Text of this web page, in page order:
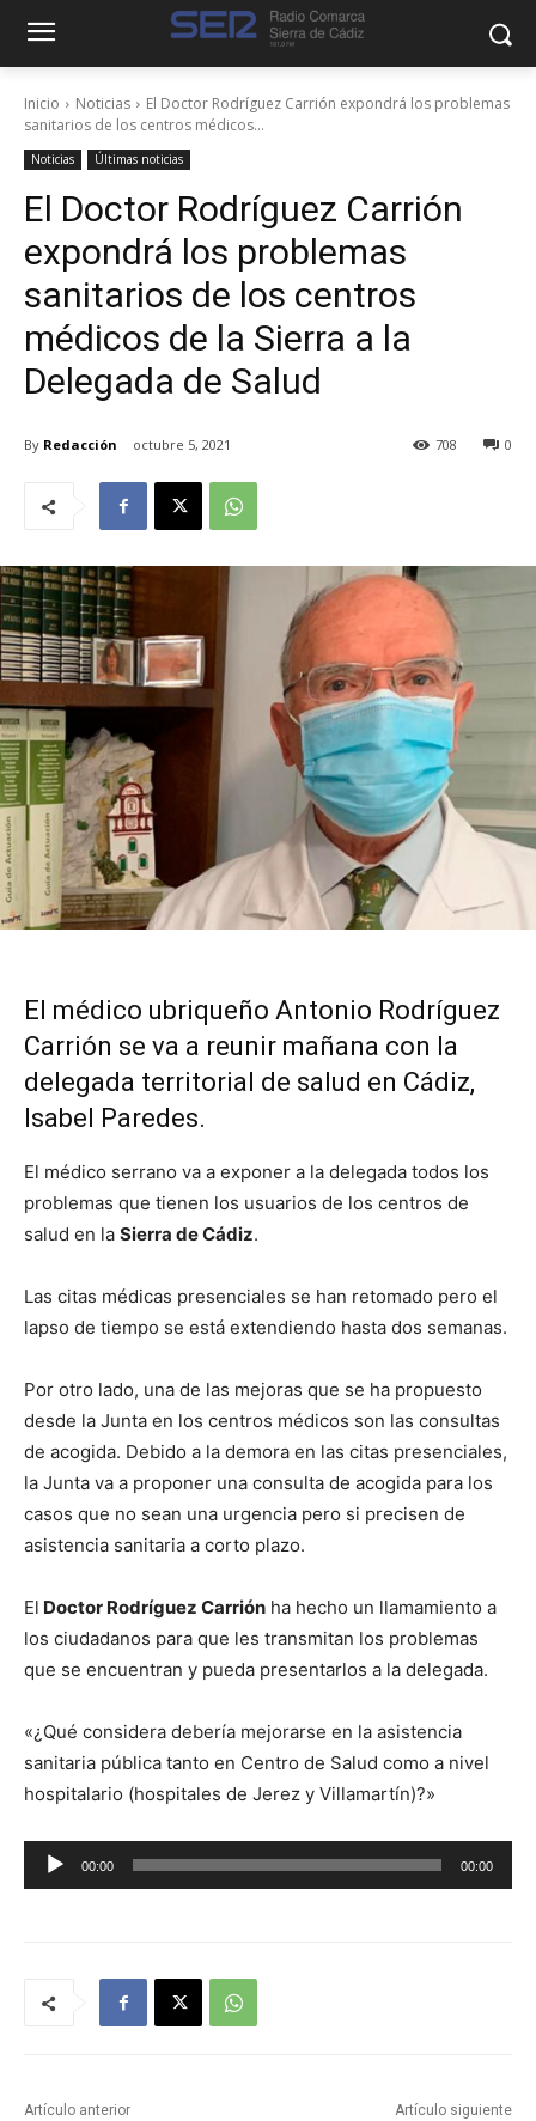
Inicio Noticias
El Doctor Rodríguez Carrión expondrá los problemas
sanitarios de los centros médicos...
Noticias Últimas noticias
El Doctor Rodríguez Carrión
expondrá los problemas
sanitarios de los centros
médicos de la Sierra a la
Delegada de Salud
By Redacción octubre 5, 2021 0
708
El médico ubriqueño Antonio Rodríguez
Carrión se va a reunir mañana con la
delegada territorial de salud en Cádiz,
Isabel Paredes.
El médico serrano va a exponer a la delegada todos los
problemas que tienen los usuarios de los centros de
salud en la Sierra de Cádiz.
Las citas médicas presenciales se han retomado pero el
lapso de tiempo se está extendiendo hasta dos semanas.
Por otro lado, una de las mejoras que se ha propuesto
desde la Junta en los centros médicos son las consultas
de acogida. Debido a la demora en las citas presenciales,
la Junta va a proponer una consulta de acogida para los
casos que no sean una urgencia pero si precisen de
asistencia sanitaria a corto plazo.
El Doctor Rodríguez Carrión ha hecho un llamamiento a
los ciudadanos para que les transmitan los problemas
que se encuentran y pueda presentarlos a la delegada.
«¿Qué considera debería mejorarse en la asistencia
sanitaria pública tanto en Centro de Salud como a nivel
hospitalario (hospitales de Jerez y Villamartín)?»
e
t
00:00 00:00
Artículo anterior Artículo siguiente